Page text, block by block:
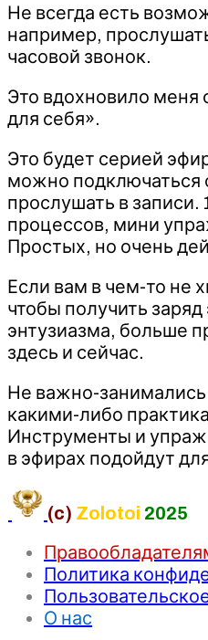
Не всегда есть
например,
часовой звонок.
Это вдохновило меня
для себя».
Это будет серией
можно подключаться
прослушать в записи.
процессов, мини
Простых, но очень
Если вам в чем-то не
чтобы получить заряд
энтузиазма, больше
здесь и сейчас.
Не важно-занимались
какими-либо
Инструменты и
в эфирах подойдут
(c) Zolotoi 2025
Политика
О нас